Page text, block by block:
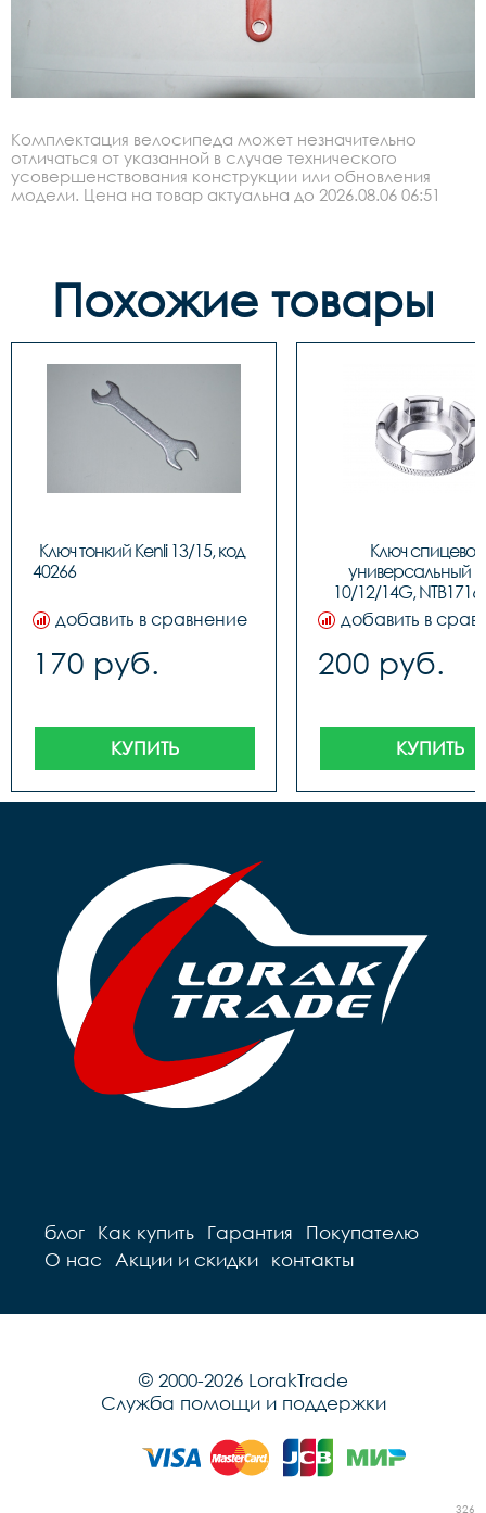
Комплектация велосипеда может незначительно
отличаться от указанной в случае технического
усовершенствования конструкции или обновления
модели. Цена на товар актуальна до 2026.08.06 06:51
Похожие товары
Ключ тонкий Kenli 13/15, код
добавить в сравнение
170 руб.
КУПИТЬ
Ключ спицевой
универсальный
10/12/14G,
10205
добавить в
200 руб.
КУПИТЬ
блог Как купить Гарантия
Покупателю
О нас
Акции и скидки контакты
© 2000-2026 LorakTrade
Служба помощи и поддержки
326